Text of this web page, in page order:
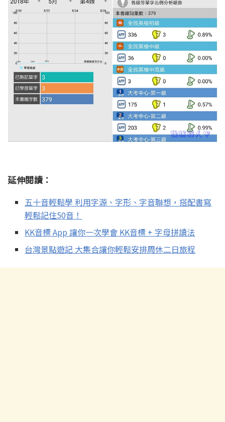
延伸閱讀：
五十音輕鬆學 利用字源、字形、字音聯想，搭配書寫
輕鬆記住50音！
KK音標 App 讓你一次學會 KK音標 + 字母拼讀法
台灣景點遊記 大集合讓你輕鬆安排周休二日旅程